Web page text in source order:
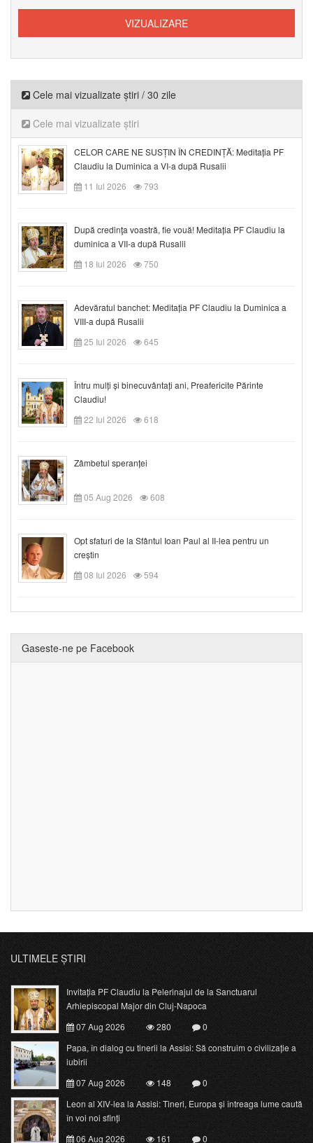
Cele mai vizualizate știri / 30 zile
Cele mai vizualizate știri
CELOR CARE NE SUSȚIN ÎN CREDINȚĂ: Meditația PF
Claudiu la Duminica a VI-a după Rusalii
11 Iul 2026
793
După credinţa voastră, fie vouă! Meditația PF Claudiu la
duminica a VII-a după Rusalii
18 Iul 2026
750
Adevăratul banchet: Meditația PF Claudiu la Duminica a
VIII-a după Rusalii
25 Iul 2026
645
Întru mulți și binecuvântați ani, Preafericite Părinte
Claudiu!
22 Iul 2026
618
Zâmbetul speranței
05 Aug 2026 608
Opt sfaturi de la Sfântul Ioan Paul al II-lea pentru un
creștin
08 Iul 2026
594
Gaseste-ne pe Facebook
ULTIMELE ȘTIRI
Invitația PF Claudiu la Pelerinajul de la Sanctuarul
Arhiepiscopal Major din Cluj-Napoca
07 Aug 2026
280
0
Papa, în dialog cu tinerii la Assisi: Să construim o civilizație a
iubirii
07 Aug 2026
148
0
Leon al XIV-lea la Assisi: Tineri, Europa și întreaga lume caută
în voi noi sfinți
06 Aug 2026
161 0